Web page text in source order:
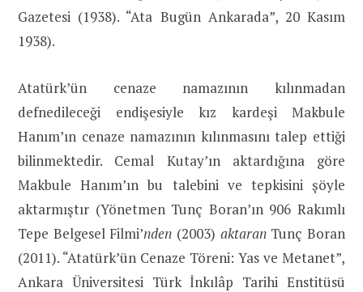
Gazetesi (1938). “Ata Bugün Ankarada”, 20 Kasım
1938).
Atatürk’ün cenaze namazının kılınmadan
defnedileceği endişesiyle kız kardeşi Makbule
Hanım’ın cenaze namazının kılınmasını talep ettiği
bilinmektedir. Cemal Kutay’ın aktardığına göre
Makbule Hanım’ın bu talebini ve tepkisini şöyle
aktarmıştır (Yönetmen Tunç Boran’ın 906 Rakımlı
Tepe Belgesel Filmi’nden (2003) aktaran Tunç Boran
(2011). “Atatürk’ün Cenaze Töreni: Yas ve Metanet”,
Ankara Üniversitesi Türk İnkılâp Tarihi Enstitüsü